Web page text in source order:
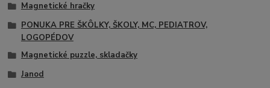
Magnetické hračky
PONUKA PRE ŠKÔLKY, ŠKOLY, MC, PEDIATROV,
LOGOPÉDOV
Magnetické puzzle, skladačky
Janod